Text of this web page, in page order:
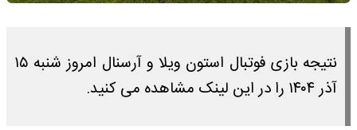
نتیجه بازی فوتبال استون ویلا و آرسنال امروز شنبه ۱۵
آذر ۱۴۰۴ را در این لینک مشاهده می کنید.